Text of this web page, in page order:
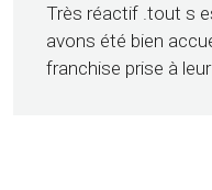
Très réactif .tout s
avons été bien
franchise prise à